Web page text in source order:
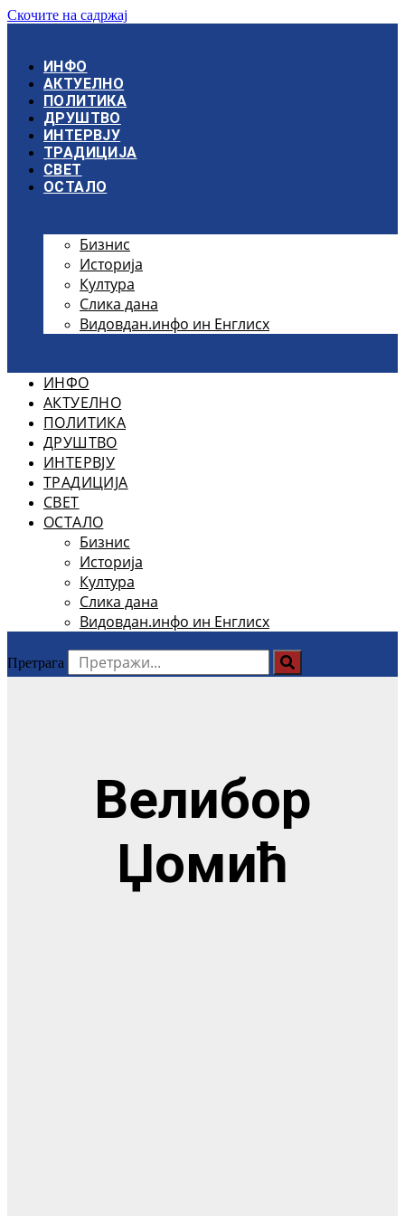
Скочите на садржај
ИНФО
АКТУЕЛНО
ПОЛИТИКА
ДРУШТВО
ИНТЕРВЈУ
ТРАДИЦИЈА
СВЕТ
ОСТАЛО
Бизнис
Историја
Култура
Слика дана
Видовдан.инфо ин Енглисх
ИНФО
АКТУЕЛНО
ПОЛИТИКА
ДРУШТВО
ИНТЕРВЈУ
ТРАДИЦИЈА
СВЕТ
ОСТАЛО
Бизнис
Историја
Култура
Слика дана
Видовдан.инфо ин Енглисх
Претрага
Велибор
Џомић